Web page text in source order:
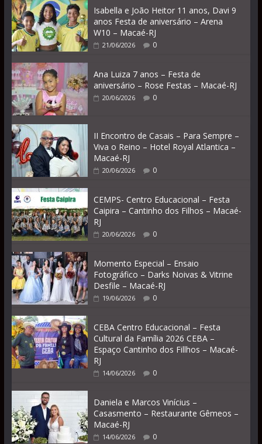
Isabella e João Heitor 11 anos, Davi 9
anos Festa de aniversário – Arena
W10 – Macaé-RJ
21/06/2026 0
Ana Luiza 7 anos – Festa de
aniversário – Rose Festas – Macaé-RJ
20/06/2026 0
II Encontro de Casais – Para Sempre –
Viva o Reino – Hotel Royal Atlantica –
Macaé-RJ
20/06/2026 0
CEMPS- Centro Educacional – Festa
Caipira – Cantinho dos Filhos – Macaé-
RJ
20/06/2026 0
Momento Especial – Ensaio
Fotográfico – Darks Noivas & Vitrine
Desfile – Macaé-RJ
19/06/2026 0
CEBA Centro Educacional – Festa
Cultural da Família 2026 CEBA –
Espaço Cantinho dos Fillhos – Macaé-
RJ
14/06/2026 0
Daniela e Marcos Vinícius –
Casasmento – Restaurante Gêmeos –
Macaé-RJ
14/06/2026 0